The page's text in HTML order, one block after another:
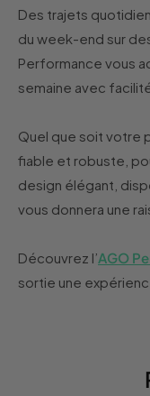
Des trajets
du week-end sur
Performance vous
semaine avec
Quel que soit votre
fiable et robuste,
design élégant,
vous donnera une
Découvrez l’AGO
sortie une